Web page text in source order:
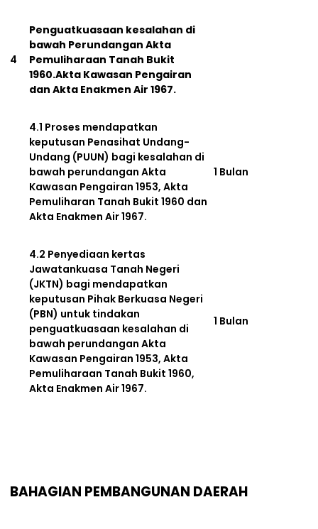
4
Penguatkuasaan kesalahan di
bawah Perundangan Akta
Pemuliharaan Tanah Bukit
1960.Akta Kawasan Pengairan
dan Akta Enakmen Air 1967.
4.1 Proses mendapatkan
keputusan Penasihat Undang-
Undang (PUUN) bagi kesalahan di
bawah perundangan Akta
Kawasan Pengairan 1953, Akta
Pemuliharan Tanah Bukit 1960 dan
Akta Enakmen Air 1967.
1 Bulan
4.2 Penyediaan kertas
Jawatankuasa Tanah Negeri
(JKTN) bagi mendapatkan
keputusan Pihak Berkuasa Negeri
(PBN) untuk tindakan
penguatkuasaan kesalahan di
bawah perundangan Akta
Kawasan Pengairan 1953, Akta
Pemuliharaan Tanah Bukit 1960,
Akta Enakmen Air 1967.
1 Bulan
BAHAGIAN PEMBANGUNAN DAERAH